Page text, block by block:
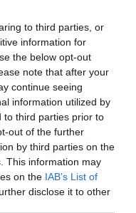
to third parties, or
information for
the below opt-out
note that after your
continue seeing
information utilized by
to third parties prior to
out of the further
by third parties on the
This information may
on the IAB’s List of
disclose it to other
Αποστόλης
παραμυθένιο: Την
ποτέ να την
η
φούρναρη ο
Ψυχράμης, τη
την κακιά